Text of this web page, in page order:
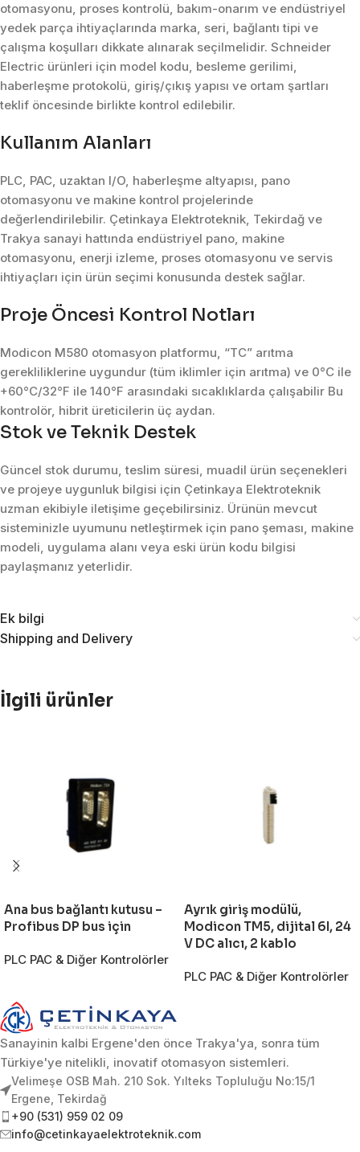
otomasyonu, proses kontrolü, bakım-onarım ve endüstriyel
yedek parça ihtiyaçlarında marka, seri, bağlantı tipi ve
çalışma koşulları dikkate alınarak seçilmelidir. Schneider
Electric ürünleri için model kodu, besleme gerilimi,
haberleşme protokolü, giriş/çıkış yapısı ve ortam şartları
teklif öncesinde birlikte kontrol edilebilir.
Kullanım Alanları
PLC, PAC, uzaktan I/O, haberleşme altyapısı, pano
otomasyonu ve makine kontrol projelerinde
değerlendirilebilir. Çetinkaya Elektroteknik, Tekirdağ ve
Trakya sanayi hattında endüstriyel pano, makine
otomasyonu, enerji izleme, proses otomasyonu ve servis
ihtiyaçları için ürün seçimi konusunda destek sağlar.
Proje Öncesi Kontrol Notları
Modicon M580 otomasyon platformu, “TC” arıtma
gerekliliklerine uygundur (tüm iklimler için arıtma) ve 0°C ile
+60°C/32°F ile 140°F arasındaki sıcaklıklarda çalışabilir Bu
kontrolör, hibrit üreticilerin üç aydan.
Stok ve Teknik Destek
Güncel stok durumu, teslim süresi, muadil ürün seçenekleri
ve projeye uygunluk bilgisi için Çetinkaya Elektroteknik
uzman ekibiyle iletişime geçebilirsiniz. Ürünün mevcut
sisteminizle uyumunu netleştirmek için pano şeması, makine
modeli, uygulama alanı veya eski ürün kodu bilgisi
paylaşmanız yeterlidir.
Ek bilgi
Shipping and Delivery
İlgili ürünler
Ana bus bağlantı kutusu –
Profibus DP bus için
PLC PAC & Diğer Kontrolörler
Ayrık giriş modülü,
Modicon TM5, dijital 6I, 24
V DC alıcı, 2 kablo
PLC PAC & Diğer Kontrolörler
Sanayinin kalbi Ergene'den önce Trakya'ya, sonra tüm
Türkiye'ye nitelikli, inovatif otomasyon sistemleri.
Velimeşe OSB Mah. 210 Sok. Yılteks Topluluğu No:15/1
Ergene, Tekirdağ
+90 (531) 959 02 09
info@cetinkayaelektroteknik.com